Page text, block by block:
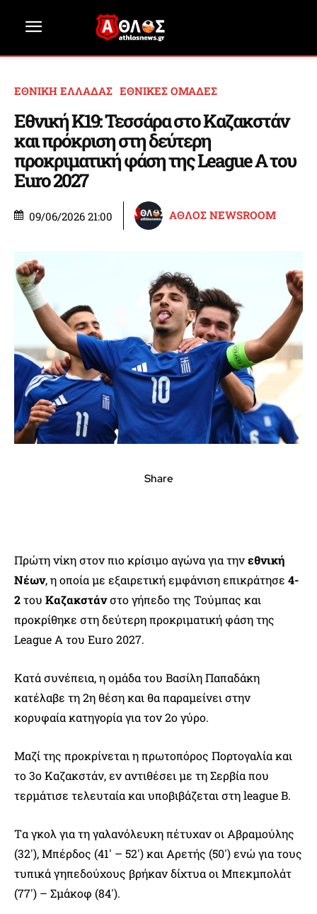
ΕΘΝΙΚΗ ΕΛΛΑΔΑΣ ΕΘΝΙΚΕΣ ΟΜΑΔΕΣ
Εθνική Κ19: Τεσσάρα στο Καζακστάν
και πρόκριση στη δεύτερη
προκριματική φάση της League A του
Euro 2027
09/06/2026 21:00 ΑΘΛΟΣ NEWSROOM
Share
Πρώτη νίκη στον πιο κρίσιμο αγώνα για τηνεθνική
Νέων, η οποία με εξαιρετική εμφάνιση επικράτησε 4-
2του Καζακστάνστο γήπεδο της Τούμπας και
προκρίθηκε στη δεύτερη προκριματική φάση της
League A του Euro 2027.
Κατά συνέπεια, η ομάδα του Βασίλη Παπαδάκη
κατέλαβε τη 2η θέση και θα παραμείνει στην
κορυφαία κατηγορία για τον 2ο γύρο.
Μαζί της προκρίνεται η πρωτοπόρος Πορτογαλία και
το 3ο Καζακστάν, εν αντιθέσει με τη Σερβία που
τερμάτισε τελευταία και υποβιβάζεται στη league B.
Tα γκολ για τη γαλανόλευκη πέτυχαν οι Αβραμούλης
(32′), Μπέρδος (41′ – 52′) και Αρετής (50′) ενώ για τους
τυπικά γηπεδούχους βρήκαν δίχτυα οι Μπεκμπολάτ
(77′) – Σμάκοφ (84′).